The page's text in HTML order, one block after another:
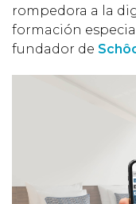
rompedora a la
formación
fundador de